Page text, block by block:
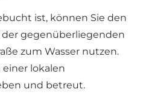
ist, können Sie den
gegenüberliegenden
zum Wasser nutzen.
einer lokalen
und betreut.